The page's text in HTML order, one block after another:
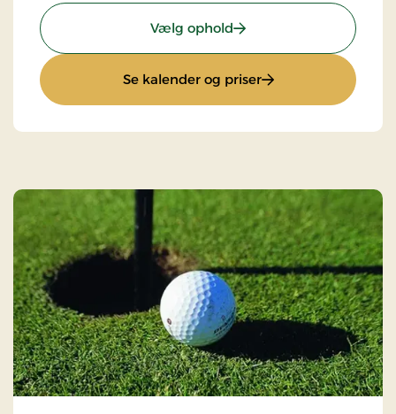
Vælg ophold: Weekend- og
Se kalender og priser: Weekend- og